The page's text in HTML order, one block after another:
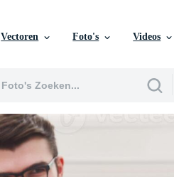
Vectoren Foto's Videos